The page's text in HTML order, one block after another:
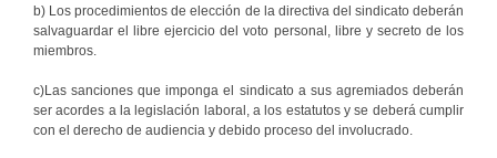
b) Los procedimientos de elección de la directiva del sindicato deberán
salvaguardar el libre ejercicio del voto personal, libre y secreto de los
miembros.
c)Las sanciones que imponga el sindicato a sus agremiados deberán
ser acordes a la legislación laboral, a los estatutos y se deberá cumplir
con el derecho de audiencia y debido proceso del involucrado.